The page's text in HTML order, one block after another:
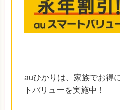
auひかりは、家族でお得
トバリューを実施中！